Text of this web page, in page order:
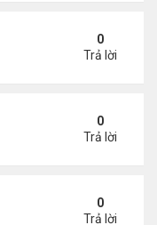
11/19/21
0
Trả lời
21- 11/19/21
0
Trả lời
11/12/21
0
Trả lời